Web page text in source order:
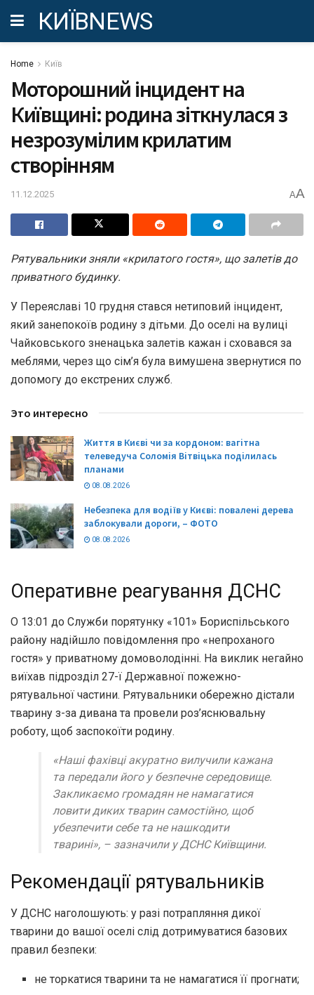
КИЇВNEWS
Home Київ
Моторошний інцидент на
Київщині: родина зіткнулася з
незрозумілим крилатим
створінням
11.12.2025 AA
Рятувальники зняли «крилатого гостя», що залетів до
приватного будинку.
У Переяславі 10 грудня стався нетиповий інцидент,
який занепокоїв родину з дітьми. До оселі на вулиці
Чайковського зненацька залетів кажан і сховався за
меблями, через що сім’я була вимушена звернутися по
допомогу до екстрених служб.
Это интересно
Життя в Києві чи за кордоном: вагітна
телеведуча Соломія Вітвіцька поділилась
планами
08.08.2026
Небезпека для водіїв у Києві: повалені дерева
заблокували дороги, – ФОТО
08.08.2026
Оперативне реагування ДСНС
О 13:01 до Служби порятунку «101» Бориспільського
району надійшло повідомлення про «непроханого
гостя» у приватному домоволодінні. На виклик негайно
виїхав підрозділ 27-ї Державної пожежно-
рятувальної частини. Рятувальники обережно дістали
тварину з-за дивана та провели роз’яснювальну
роботу, щоб заспокоїти родину.
«Наші фахівці акуратно вилучили кажана
та передали його у безпечне середовище.
Закликаємо громадян не намагатися
ловити диких тварин самостійно, щоб
убезпечити себе та не нашкодити
тварині», – зазначили у ДСНС Київщини.
Рекомендації рятувальників
У ДСНС наголошують: у разі потрапляння дикої
тварини до вашої оселі слід дотримуватися базових
правил безпеки:
не торкатися тварини та не намагатися її прогнати;